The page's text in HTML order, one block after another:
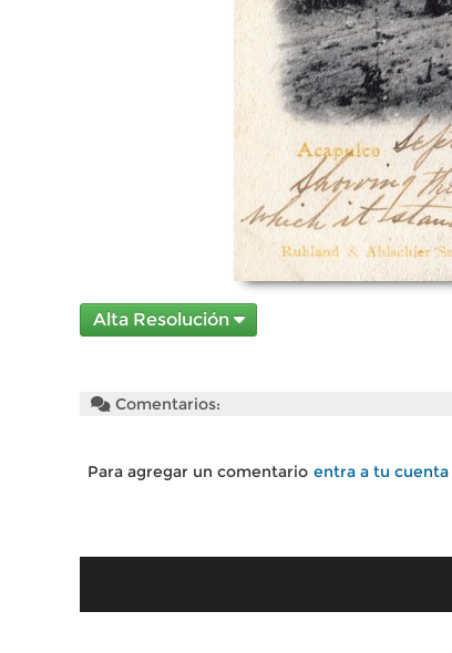
Alta Resolución
Comentarios:
Para agregar un comentario entra a tu cuenta